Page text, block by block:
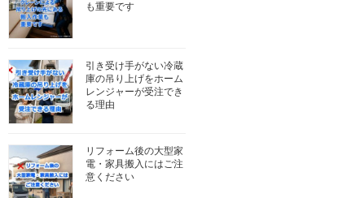
も重要です
引き受け手がない冷蔵
庫の吊り上げをホーム
レンジャーが受注でき
る理由
リフォーム後の大型家
電・家具搬入にはご注
意ください